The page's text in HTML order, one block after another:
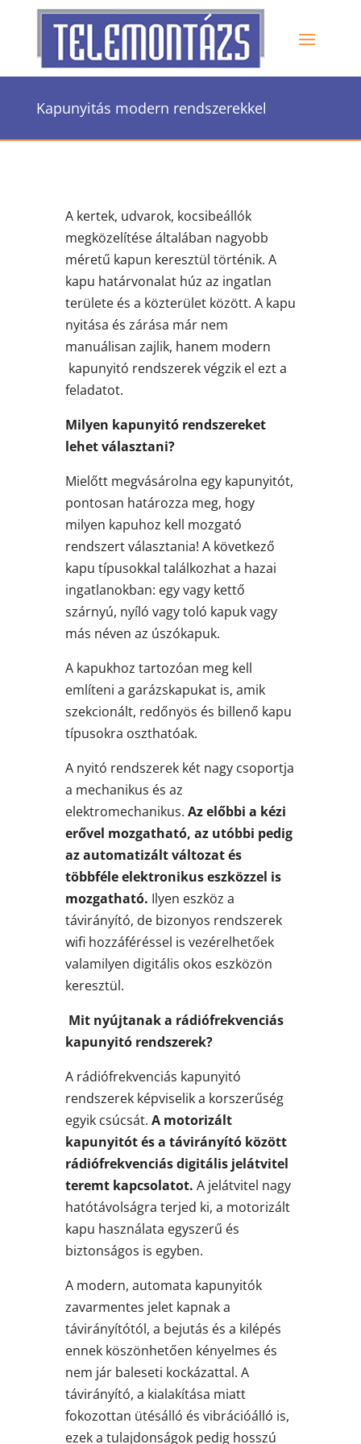
Kapunyitás modern rendszerekkel
A kertek, udvarok, kocsibeállók
megközelítése általában nagyobb
méretű kapun keresztül történik. A
kapu határvonalat húz az ingatlan
területe és a közterület között. A kapu
nyitása és zárása már nem
manuálisan zajlik, hanem modern
kapunyitó rendszerek végzik el ezt a
feladatot.
Milyen kapunyitó rendszereket
lehet választani?
Mielőtt megvásárolna egy kapunyitót,
pontosan határozza meg, hogy
milyen kapuhoz kell mozgató
rendszert választania! A következő
kapu típusokkal találkozhat a hazai
ingatlanokban: egy vagy kettő
szárnyú, nyíló vagy toló kapuk vagy
más néven az úszókapuk.
A kapukhoz tartozóan meg kell
említeni a garázskapukat is, amik
szekcionált, redőnyös és billenő kapu
típusokra oszthatóak.
A nyitó rendszerek két nagy csoportja
a mechanikus és az
elektromechanikus. Az előbbi a kézi
erővel mozgatható, az utóbbi pedig
az automatizált változat és
többféle elektronikus eszközzel is
mozgatható. Ilyen eszköz a
távirányító, de bizonyos rendszerek
wifi hozzáféréssel is vezérelhetőek
valamilyen digitális okos eszközön
keresztül.
Mit nyújtanak a rádiófrekvenciás
kapunyitó rendszerek?
A rádiófrekvenciás kapunyitó
rendszerek képviselik a korszerűség
egyik csúcsát. A motorizált
kapunyitót és a távirányító között
rádiófrekvenciás digitális jelátvitel
teremt kapcsolatot. A jelátvitel nagy
hatótávolságra terjed ki, a motorizált
kapu használata egyszerű és
biztonságos is egyben.
A modern, automata kapunyitók
zavarmentes jelet kapnak a
távirányítótól, a bejutás és a kilépés
ennek köszönhetően kényelmes és
nem jár baleseti kockázattal. A
távirányító, a kialakítása miatt
fokozottan ütésálló és vibrációálló is,
ezek a tulajdonságok pedig hosszú